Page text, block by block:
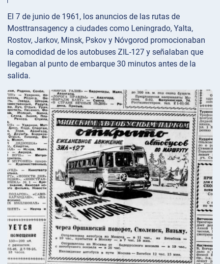
El 7 de junio de 1961, los anuncios de las rutas de
Mosttransagency a ciudades como Leningrado, Yalta,
Rostov, Jarkov, Minsk, Pskov y Nóvgorod promocionaban
la comodidad de los autobuses ZIL-127 y señalaban que
llegaban al punto de embarque 30 minutos antes de la
salida.